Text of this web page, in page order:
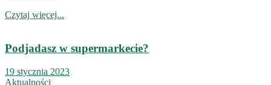
Czytaj więcej...
Podjadasz w supermarkecie?
19 stycznia 2023
Aktualności